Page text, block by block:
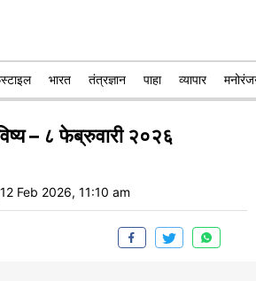
भारत तंत्रज्ञान पाहा व्यापार
– ८ फेब्रुवारी २०२६
12 Feb 2026, 11:10 am